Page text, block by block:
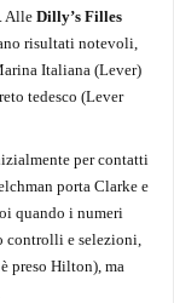
. Alle Dilly’s Filles
risultati notevoli,
Italiana (Lever)
tedesco (Lever
per contatti
porta Clarke e
quando i numeri
controlli e selezioni,
preso Hilton), ma